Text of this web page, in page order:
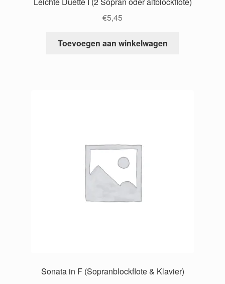
€5,45
Toevoegen aan winkelwagen
Sonata in F (Sopranblockflote & Klavier)